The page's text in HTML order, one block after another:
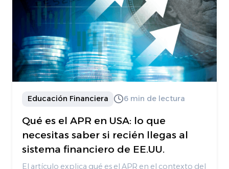
Educación Financiera 6 min de lectura
Qué es el APR en USA: lo que
necesitas saber si recién llegas al
sistema financiero de EE.UU.
El artículo explica qué es el APR en el contexto del